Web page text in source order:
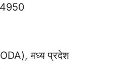
4950
मध्य प्रदेश